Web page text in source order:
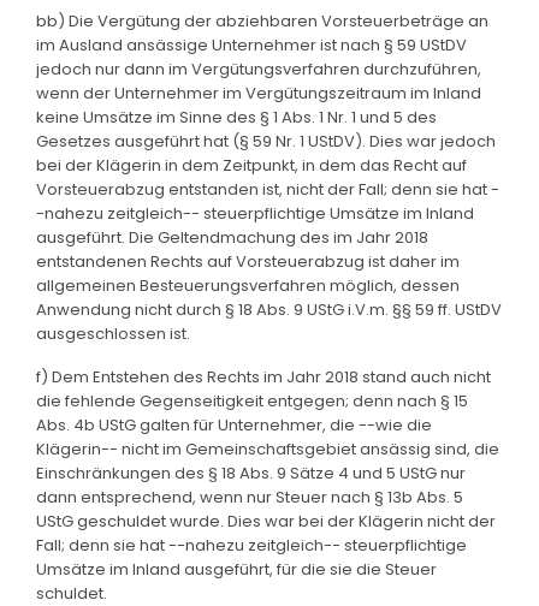
bb) Die Vergütung der abziehbaren Vorsteuerbeträge an
im Ausland ansässige Unternehmer ist nach § 59 UStDV
jedoch nur dann im Vergütungsverfahren durchzuführen,
wenn der Unternehmer im Vergütungszeitraum im Inland
keine Umsätze im Sinne des § 1 Abs. 1 Nr. 1 und 5 des
Gesetzes ausgeführt hat (§ 59 Nr. 1 UStDV). Dies war jedoch
bei der Klägerin in dem Zeitpunkt, in dem das Recht auf
Vorsteuerabzug entstanden ist, nicht der Fall; denn sie hat -
-nahezu zeitgleich-- steuerpflichtige Umsätze im Inland
ausgeführt. Die Geltendmachung des im Jahr 2018
entstandenen Rechts auf Vorsteuerabzug ist daher im
allgemeinen Besteuerungsverfahren möglich, dessen
Anwendung nicht durch § 18 Abs. 9 UStG i.V.m. §§ 59 ff. UStDV
ausgeschlossen ist.
f) Dem Entstehen des Rechts im Jahr 2018 stand auch nicht
die fehlende Gegenseitigkeit entgegen; denn nach § 15
Abs. 4b UStG galten für Unternehmer, die --wie die
Klägerin-- nicht im Gemeinschaftsgebiet ansässig sind, die
Einschränkungen des § 18 Abs. 9 Sätze 4 und 5 UStG nur
dann entsprechend, wenn nur Steuer nach § 13b Abs. 5
UStG geschuldet wurde. Dies war bei der Klägerin nicht der
Fall; denn sie hat --nahezu zeitgleich-- steuerpflichtige
Umsätze im Inland ausgeführt, für die sie die Steuer
schuldet.